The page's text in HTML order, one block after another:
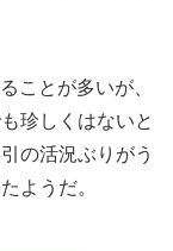
ことが多いが、
珍しくはないと
の活況ぶりがう
ようだ。